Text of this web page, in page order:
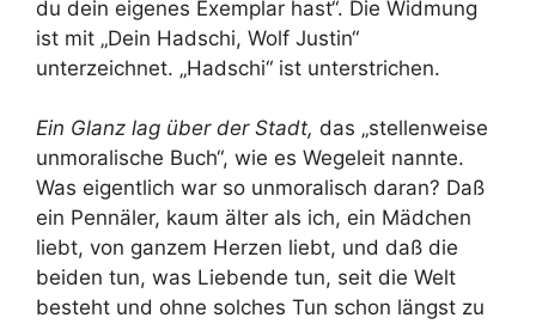
du dein eigenes Exemplar hast“. Die Widmung
ist mit „Dein Hadschi, Wolf Justin“
unterzeichnet. „Hadschi“ ist unterstrichen.
Ein Glanz lag über der Stadt, das „stellenweise
unmoralische Buch“, wie es Wegeleit nannte.
Was eigentlich war so unmoralisch daran? Daß
ein Pennäler, kaum älter als ich, ein Mädchen
liebt, von ganzem Herzen liebt, und daß die
beiden tun, was Liebende tun, seit die Welt
besteht und ohne solches Tun schon längst zu